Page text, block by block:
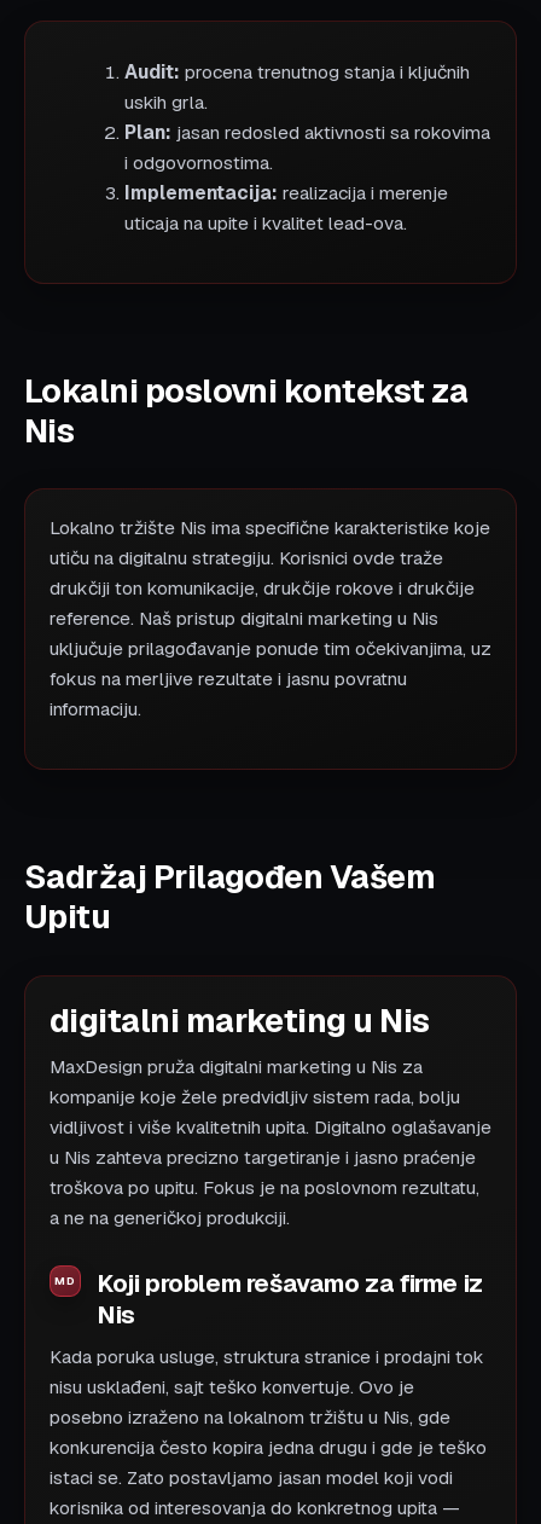
Audit: procena trenutnog stanja i ključnih
uskih grla.
Plan: jasan redosled aktivnosti sa rokovima
i odgovornostima.
Implementacija: realizacija i merenje
uticaja na upite i kvalitet lead-ova.
Lokalni poslovni kontekst za
Nis
Lokalno tržište Nis ima specifične karakteristike koje
utiču na digitalnu strategiju. Korisnici ovde traže
drukčiji ton komunikacije, drukčije rokove i drukčije
reference. Naš pristup digitalni marketing u Nis
uključuje prilagođavanje ponude tim očekivanjima, uz
fokus na merljive rezultate i jasnu povratnu
informaciju.
Sadržaj Prilagođen Vašem
Upitu
digitalni marketing u Nis
MaxDesign pruža digitalni marketing u Nis za
kompanije koje žele predvidljiv sistem rada, bolju
vidljivost i više kvalitetnih upita. Digitalno oglašavanje
u Nis zahteva precizno targetiranje i jasno praćenje
troškova po upitu. Fokus je na poslovnom rezultatu,
a ne na generičkoj produkciji.
Koji problem rešavamo za firme iz
Nis
Kada poruka usluge, struktura stranice i prodajni tok
nisu usklađeni, sajt teško konvertuje. Ovo je
posebno izraženo na lokalnom tržištu u Nis, gde
konkurencija često kopira jedna drugu i gde je teško
istaci se. Zato postavljamo jasan model koji vodi
korisnika od interesovanja do konkretnog upita —